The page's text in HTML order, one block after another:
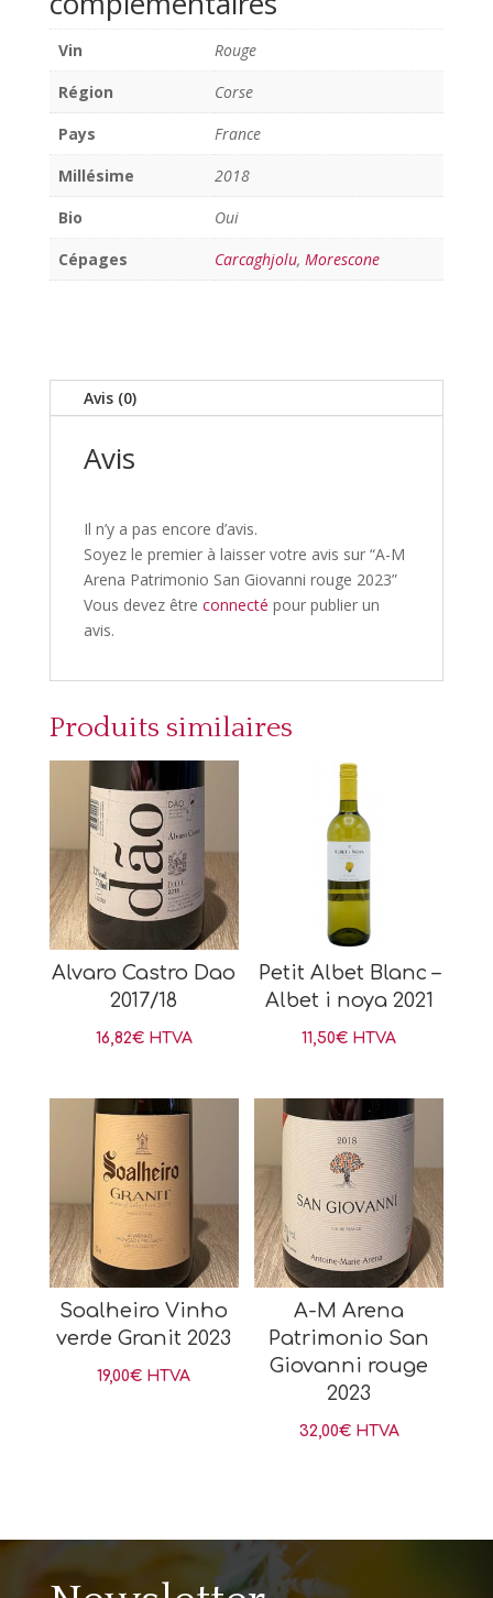
Vin
Rouge
Région
Corse
Pays
France
Millésime
2018
Bio
Oui
Cépages
Carcaghjolu, Morescone
Avis (0)
Avis
Il n’y a pas encore d’avis.
Soyez le premier à laisser votre avis sur “A-M
Arena Patrimonio San Giovanni rouge 2023”
Vous devez être connecté pour publier un
avis.
Produits similaires
Alvaro Castro Dao
2017/18
16,82€ HTVA
Petit Albet Blanc –
Albet i noya 2021
11,50€ HTVA
Soalheiro Vinho
verde Granit 2023
19,00€ HTVA
A-M Arena
Patrimonio San
Giovanni rouge
2023
32,00€ HTVA